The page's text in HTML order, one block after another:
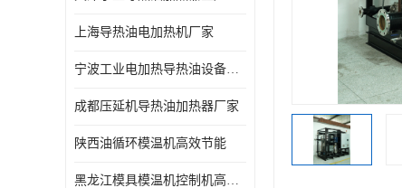
上海导热油电加热机厂家
宁波工业电加热导热油设备生产厂家
成都压延机导热油加热器厂家
陕西油循环模温机高效节能
黑龙江模具模温机控制机高效节能